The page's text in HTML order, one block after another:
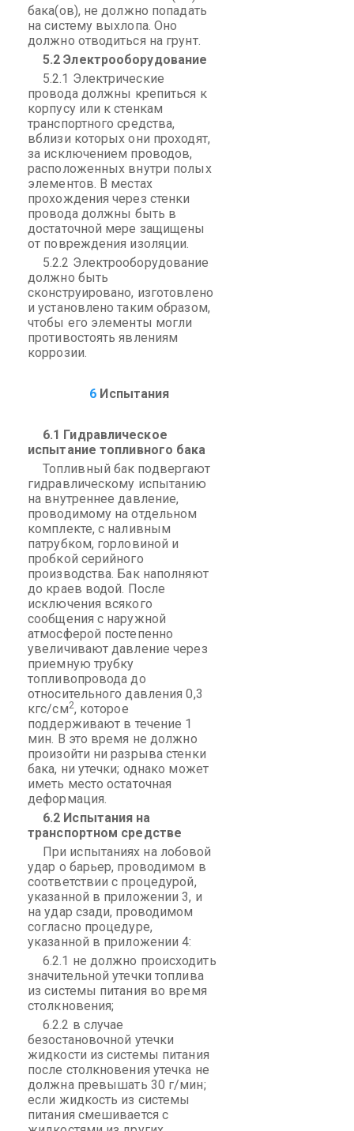
бака(ов), не должно попадать
на систему выхлопа. Оно
должно отводиться на грунт.
5.2 Электрооборудование
5.2.1 Электрические
провода должны крепиться к
корпусу или к стенкам
транспортного средства,
вблизи которых они проходят,
за исключением проводов,
расположенных внутри полых
элементов. В местах
прохождения через стенки
провода должны быть в
достаточной мере защищены
от повреждения изоляции.
5.2.2 Электрооборудование
должно быть
сконструировано, изготовлено
и установлено таким образом,
чтобы его элементы могли
противостоять явлениям
коррозии.
6 Испытания
6.1 Гидравлическое
испытание топливного бака
Топливный бак подвергают
гидравлическому испытанию
на внутреннее давление,
проводимому на отдельном
комплекте, с наливным
патрубком, горловиной и
пробкой серийного
производства. Бак наполняют
до краев водой. После
исключения всякого
сообщения с наружной
атмосферой постепенно
увеличивают давление через
приемную трубку
топливопровода до
относительного давления 0,3
кгс/см2, которое
поддерживают в течение 1
мин. В это время не должно
произойти ни разрыва стенки
бака, ни утечки; однако может
иметь место остаточная
деформация.
6.2 Испытания на
транспортном средстве
При испытаниях на лобовой
удар о барьер, проводимом в
соответствии с процедурой,
указанной в приложении 3, и
на удар сзади, проводимом
согласно процедуре,
указанной в приложении 4:
6.2.1 не должно происходить
значительной утечки топлива
из системы питания во время
столкновения;
6.2.2 в случае
безостановочной утечки
жидкости из системы питания
после столкновения утечка не
должна превышать 30 г/мин;
если жидкость из системы
питания смешивается с